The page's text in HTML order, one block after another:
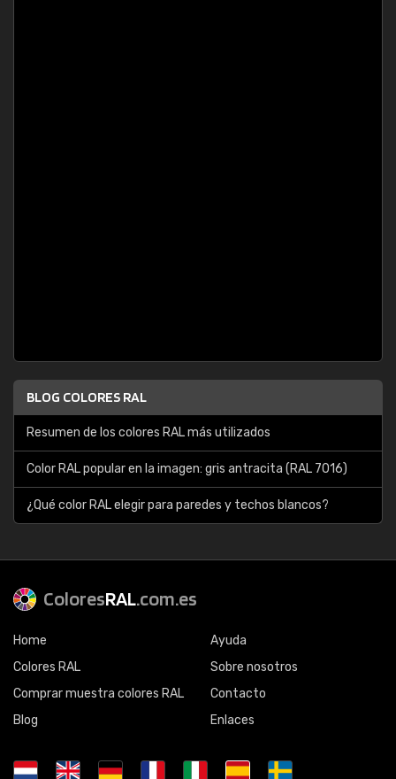
BLOG COLORES RAL
Resumen de los colores RAL más utilizados
Color RAL popular en la imagen: gris antracita (RAL 7016)
¿Qué color RAL elegir para paredes y techos blancos?
ColoresRAL.com.es
Home
Colores RAL
Comprar muestra colores RAL
Blog
Ayuda
Sobre nosotros
Contacto
Enlaces